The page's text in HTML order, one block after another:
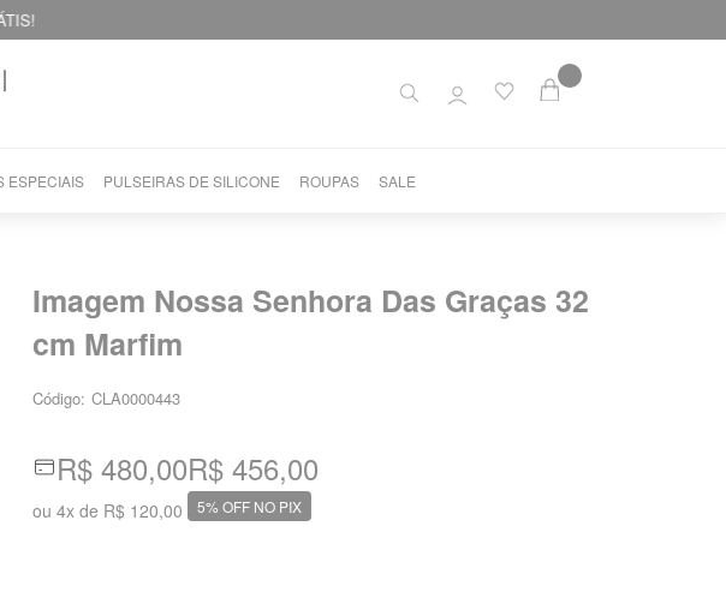
ESPECIAIS PULSEIRAS DE SILICONE ROUPAS SALE
Imagem Nossa Senhora Das Graças 32
cm Marfim
Código: CLA0000443
R$ 480,00
ou 4xde R$ 120,00
R$ 456,00
5% OFF NO PIX